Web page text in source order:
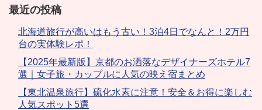
最近の投稿
北海道旅行が高いはもう古い！3泊4日でなんと！2万円
台の実体験レポ！
【2025年最新版】京都のお洒落なデザイナーズホテル7
選｜女子旅・カップルに人気の映え宿まとめ
【東北温泉旅行】硫化水素に注意！安全＆お得に楽しむ
人気スポット5選